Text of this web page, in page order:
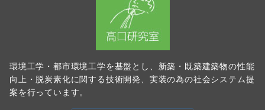
環境工学・都市環境工学を基盤とし、新築・既築建築物の性能
向上・脱炭素化に関する技術開発、実装の為の社会システム提
案を行っています。